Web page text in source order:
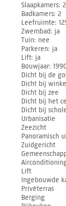
Slaapkamers 2
Badkamers 2
Leefruimte
Zwembad ja
Tuin nee
Parkeren ja
Lift ja
Bouwjaar
Dicht bij de
Dicht bij
Dicht bij zee
Dicht bij het
Dicht bij
Urbanisatie
Zeezicht
Panoramisch
Zuidgericht
Lift
Ingebouwde
Privéterras
Berging